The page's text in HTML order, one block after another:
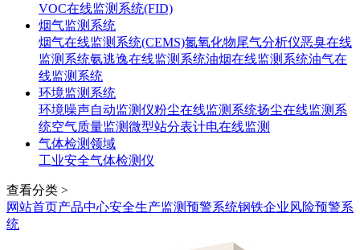
VOC在线监测系统(FID)
烟气监测系统
烟气在线监测系统(CEMS)氮氧化物尾气分析仪恶臭在线
监测系统氨逃逸在线监测系统油烟在线监测系统油气在
线监测系统
环境监测系统
环境噪声自动监测仪粉尘在线监测系统扬尘在线监测系
统空气质量监测微型站分表计电在线监测
气体检测领域
工业安全气体检测仪
查看分类 >
网站首页产品中心安全生产监测预警系统钢铁企业风险预警系
统